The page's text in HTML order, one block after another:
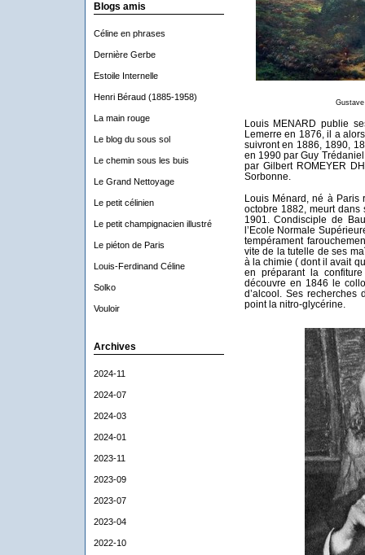
Blogs amis
Céline en phrases
Dernière Gerbe
Estoile Internelle
Henri Béraud (1885-1958)
La main rouge
Le blog du sous sol
Le chemin sous les buis
Le Grand Nettoyage
Le petit célinien
Le petit champignacien illustré
Le piéton de Paris
Louis-Ferdinand Céline
Solko
Vouloir
Archives
2024-11
2024-07
2024-03
2024-01
2023-11
2023-09
2023-07
2023-04
2022-10
Louis MENARD publie
Lemerre en 1876, il a
suivront en 1886, 1890,
en 1990 par Guy
par Gilbert ROMEYER
Sorbonne.
Louis Ménard, né à
octobre 1882, meurt
1901. Condisciple de
l’Ecole Normale
tempérament
vite de la tutelle de ses
à la chimie ( dont il avait
en préparant la
découvre en 1846 le
d’alcool. Ses recherches
point la nitro-glycérine.